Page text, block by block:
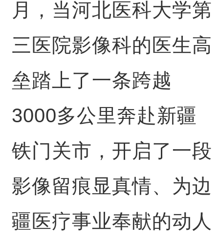
月，当河北医科大学第
三医院影像科的医生高
垒踏上了一条跨越
3000多公里奔赴新疆
铁门关市，开启了一段
影像留痕显真情、为边
疆医疗事业奉献的动人